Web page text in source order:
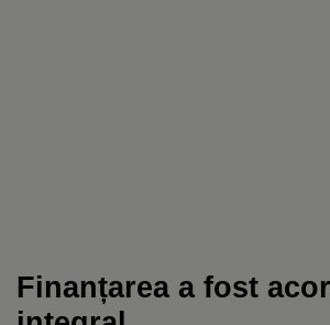
Finanțarea a fost